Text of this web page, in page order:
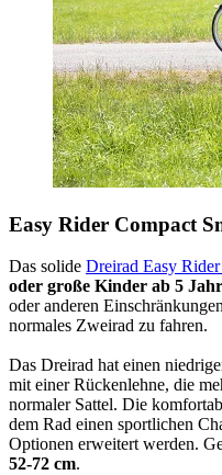
Easy Rider Compact
Das solide Dreirad Easy
oder große Kinder ab 5
oder anderen
normales Zweirad zu fahren.
Das Dreirad hat einen
mit einer Rückenlehne, die
normaler Sattel. Die
dem Rad einen sportlichen
Optionen erweitert werden.
52-72 cm.